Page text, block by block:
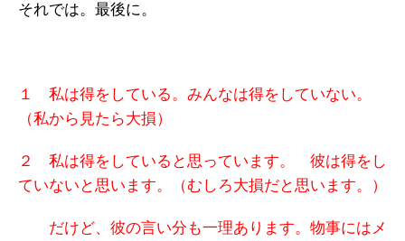
それでは。最後に。
１ 私は得をしている。みんなは得をしていない。
（私から見たら大損）
２ 私は得をしていると思っています。 彼は得をし
ていないと思います。（むしろ大損だと思います。）
だけど、彼の言い分も一理あります。物事にはメ